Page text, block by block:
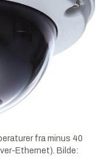
fra minus 40
Ethernet). Bilde: